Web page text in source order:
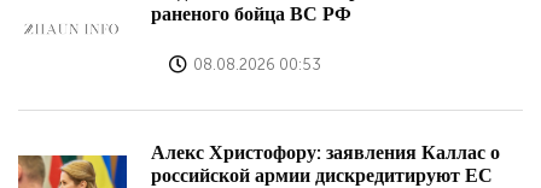
раненого бойца ВС РФ
08.08.2026 00:53
Алекс Христофору: заявления Каллас о
российской армии дискредитируют ЕС